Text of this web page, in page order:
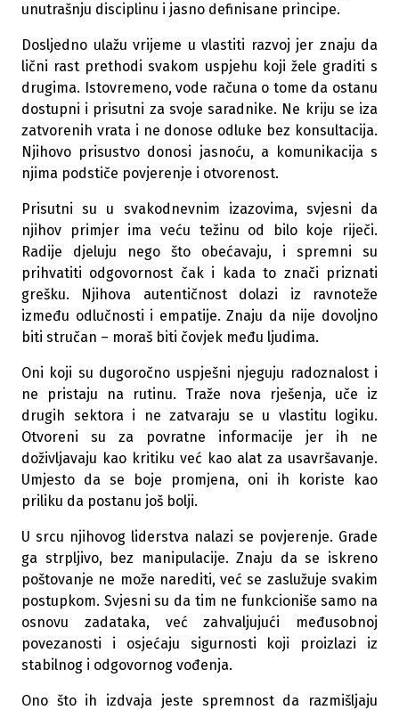
unutrašnju disciplinu i jasno definisane principe.
Dosljedno ulažu vrijeme u vlastiti razvoj jer znaju da
lični rast prethodi svakom uspjehu koji žele graditi s
drugima. Istovremeno, vode računa o tome da ostanu
dostupni i prisutni za svoje saradnike. Ne kriju se iza
zatvorenih vrata i ne donose odluke bez konsultacija.
Njihovo prisustvo donosi jasnoću, a komunikacija s
njima podstiče povjerenje i otvorenost.
Prisutni su u svakodnevnim izazovima, svjesni da
njihov primjer ima veću težinu od bilo koje riječi.
Radije djeluju nego što obećavaju, i spremni su
prihvatiti odgovornost čak i kada to znači priznati
grešku. Njihova autentičnost dolazi iz ravnoteže
između odlučnosti i empatije. Znaju da nije dovoljno
biti stručan – moraš biti čovjek među ljudima.
Oni koji su dugoročno uspješni njeguju radoznalost i
ne pristaju na rutinu. Traže nova rješenja, uče iz
drugih sektora i ne zatvaraju se u vlastitu logiku.
Otvoreni su za povratne informacije jer ih ne
doživljavaju kao kritiku već kao alat za usavršavanje.
Umjesto da se boje promjena, oni ih koriste kao
priliku da postanu još bolji.
U srcu njihovog liderstva nalazi se povjerenje. Grade
ga strpljivo, bez manipulacije. Znaju da se iskreno
poštovanje ne može narediti, već se zaslužuje svakim
postupkom. Svjesni su da tim ne funkcioniše samo na
osnovu zadataka, već zahvaljujući međusobnoj
povezanosti i osjećaju sigurnosti koji proizlazi iz
stabilnog i odgovornog vođenja.
Ono što ih izdvaja jeste spremnost da razmišljaju